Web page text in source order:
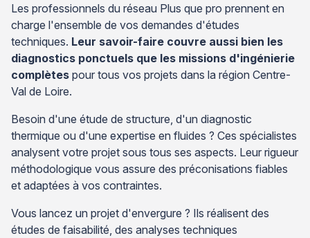
Les professionnels du réseau Plus que pro prennent en
charge l'ensemble de vos demandes d'études
techniques. Leur savoir-faire couvre aussi bien les
diagnostics ponctuels que les missions d'ingénierie
complètes pour tous vos projets dans la région Centre-
Val de Loire.
Besoin d'une étude de structure, d'un diagnostic
thermique ou d'une expertise en fluides ? Ces spécialistes
analysent votre projet sous tous ses aspects. Leur rigueur
méthodologique vous assure des préconisations fiables
et adaptées à vos contraintes.
Vous lancez un projet d'envergure ? Ils réalisent des
études de faisabilité, des analyses techniques